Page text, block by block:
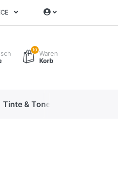
10 Waren
Korb
Tinte & Toner